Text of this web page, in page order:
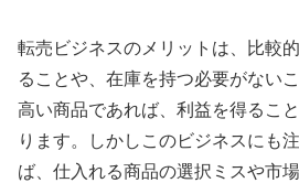
転売ビジネスのメリットは、比較
ることや、在庫を持つ必要がない
高い商品であれば、利益を得るこ
ります。しかしこのビジネスにも
ば、仕入れる商品の選択ミスや市